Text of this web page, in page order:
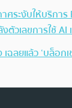
ศระงับให้บริกา
ตัวเลขการใช้
ฉลยแล้ว ‘บล็อกเ